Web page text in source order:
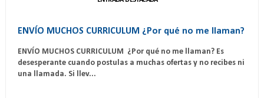
ENVÍO MUCHOS CURRICULUM ¿Por qué no me llaman?
ENVÍO MUCHOS CURRICULUM ¿Por qué no me llaman? Es
desesperante cuando postulas a muchas ofertas y no recibes ni
una llamada. Si llev...